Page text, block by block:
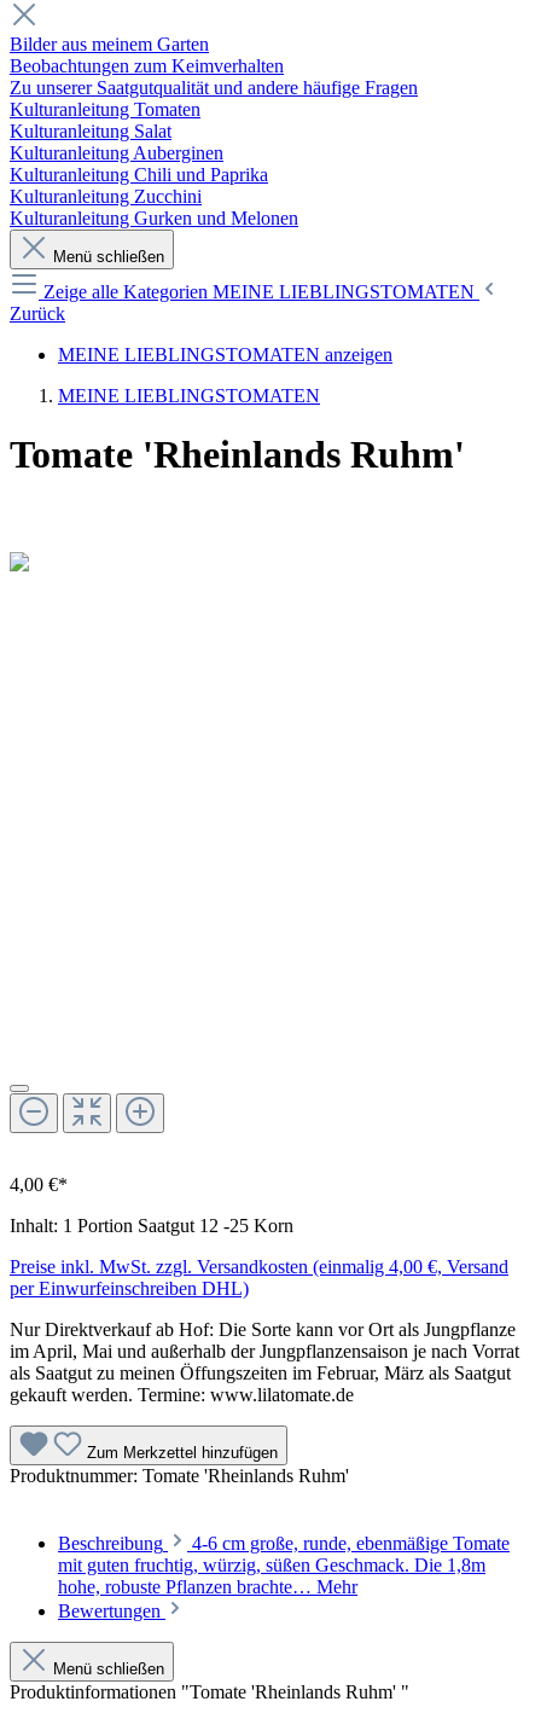
Bilder aus meinem Garten
Beobachtungen zum Keimverhalten
Zu unserer Saatgutqualität und andere häufige Fragen
Kulturanleitung Tomaten
Kulturanleitung Salat
Kulturanleitung Auberginen
Kulturanleitung Chili und Paprika
Kulturanleitung Zucchini
Kulturanleitung Gurken und Melonen
Menü schließen
Zeige alle Kategorien MEINE LIEBLINGSTOMATEN
Zurück
MEINE LIEBLINGSTOMATEN anzeigen
MEINE LIEBLINGSTOMATEN
Tomate 'Rheinlands Ruhm'
4,00 €*
Inhalt: 1 Portion Saatgut 12 -25 Korn
Preise inkl. MwSt. zzgl. Versandkosten (einmalig 4,00 €, Versand
per Einwurfeinschreiben DHL)
Nur Direktverkauf ab Hof: Die Sorte kann vor Ort als Jungpflanze
im April, Mai und außerhalb der Jungpflanzensaison je nach Vorrat
als Saatgut zu meinen Öffungszeiten im Februar, März als Saatgut
gekauft werden. Termine: www.lilatomate.de
Zum Merkzettel hinzufügen
Produktnummer: Tomate 'Rheinlands Ruhm'
Beschreibung
4-6 cm große, runde, ebenmäßige Tomate
mit guten fruchtig, würzig, süßen Geschmack. Die 1,8m
hohe, robuste Pflanzen brachte… Mehr
Bewertungen
Menü schließen
Produktinformationen "Tomate 'Rheinlands Ruhm' "